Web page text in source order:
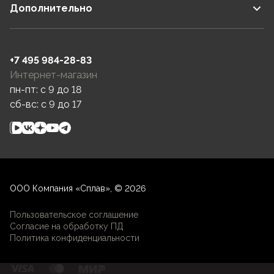
Дополнительно
+7 495 984-28-83
Интернет-магазин
пн-пт: c 9 до 18
сб-вс: c 9 до 17
ООО Компания «Сплав», © 2026
Пользовательское соглашение
Согласие на обработку ПД
Политика конфиденциальности